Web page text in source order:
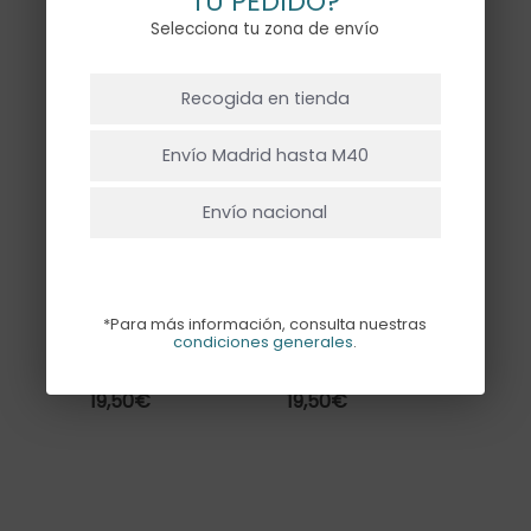
GRANDE AZUL
CLARO CON
19,50€
GRANDE
FUCHSIA CON
19,50€
Selecciona tu zona de envío
Recogida en tienda
Envío Madrid hasta M40
Envío nacional
*Para más información, consulta nuestras
condiciones generales.